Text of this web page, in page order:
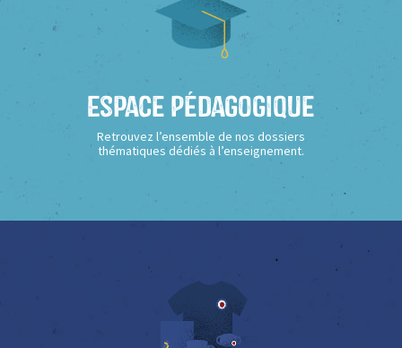
Espace Pédagogique
Retrouvez l’ensemble de nos dossiers
thématiques dédiés à l’enseignement.